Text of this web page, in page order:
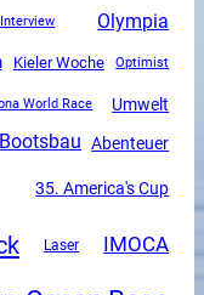
Olympia
Kieler Woche Optimist
World Race Umwelt
Bootsbau Abenteuer
35. America's Cup
Laser IMOCA